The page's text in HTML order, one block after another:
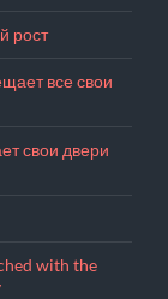
рост
все свои
свои двери
with the